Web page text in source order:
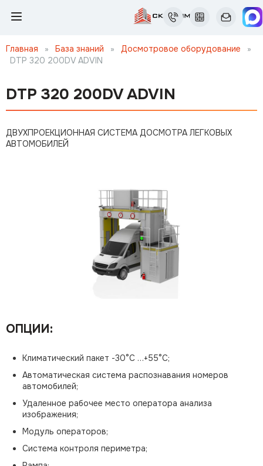
Главная » База знаний » Досмотровое оборудование
»
DTP 320 200DV ADVIN
DTP 320 200DV ADVIN
ДВУХПРОЕКЦИОННАЯ СИСТЕМА ДОСМОТРА ЛЕГКОВЫХ
АВТОМОБИЛЕЙ
ОПЦИИ:
Климатический пакет -30°C …+55°C;
Автоматическая система распознавания номеров
автомобилей;
Удаленное рабочее место оператора анализа
изображения;
Модуль операторов;
Система контроля периметра;